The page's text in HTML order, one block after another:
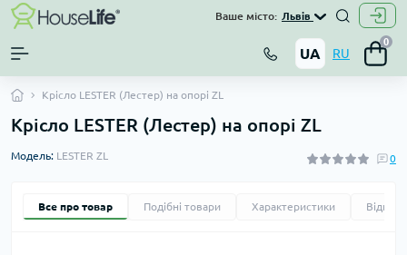
Ваше місто: Львів
UA RU
0
Крісло LESTER (Лестер) на опорі ZL
Крісло LESTER (Лестер) на опорі ZL
Модель: LESTER ZL 0
Все про товар Подібні товари Характеристики Відгуки